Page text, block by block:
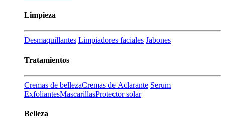
Limpieza
Desmaquillantes Limpiadores faciales Jabones
Tratamientos
Cremas de bellezaCremas de Aclarante Serum
ExfoliantesMascarillasProtector solar
Belleza